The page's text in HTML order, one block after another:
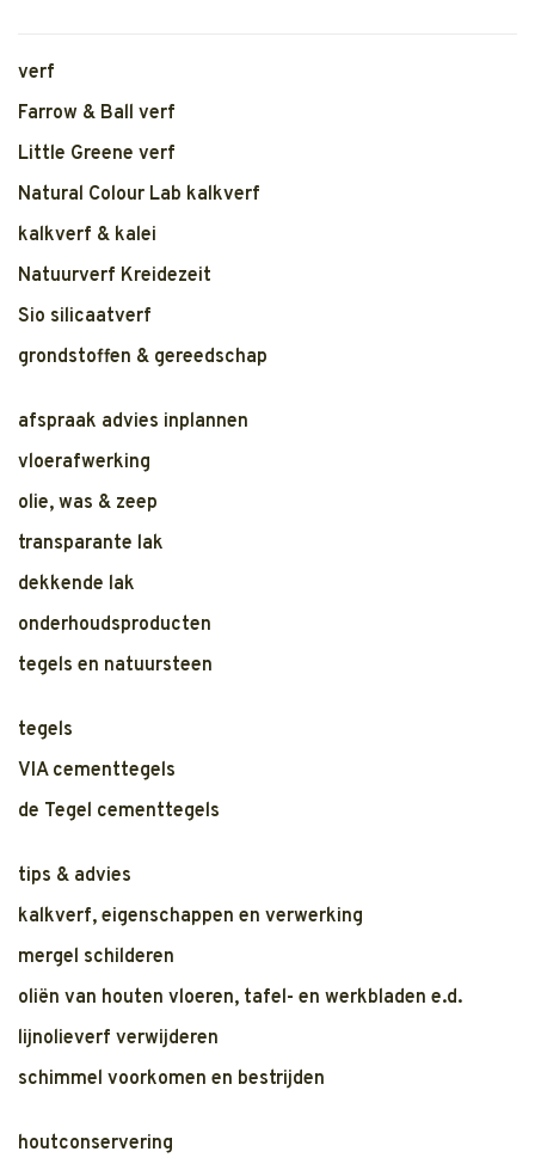
verf
Farrow & Ball verf
Little Greene verf
Natural Colour Lab kalkverf
kalkverf & kalei
Natuurverf Kreidezeit
Sio silicaatverf
grondstoffen & gereedschap
afspraak advies inplannen
vloerafwerking
olie, was & zeep
transparante lak
dekkende lak
onderhoudsproducten
tegels en natuursteen
tegels
VIA cementtegels
de Tegel cementtegels
tips & advies
kalkverf, eigenschappen en verwerking
mergel schilderen
oliën van houten vloeren, tafel- en werkbladen e.d.
lijnolieverf verwijderen
schimmel voorkomen en bestrijden
houtconservering